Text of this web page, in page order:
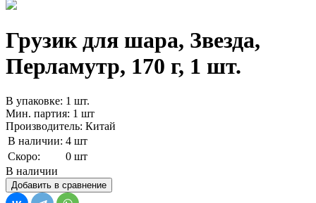
Грузик для шара, Звезда,
Перламутр, 170 г, 1 шт.
В упаковке: 1 шт.
Мин. партия: 1 шт
Производитель: Китай
В наличии: 4 шт
Скоро:
0 шт
В наличии
Добавить в сравнение